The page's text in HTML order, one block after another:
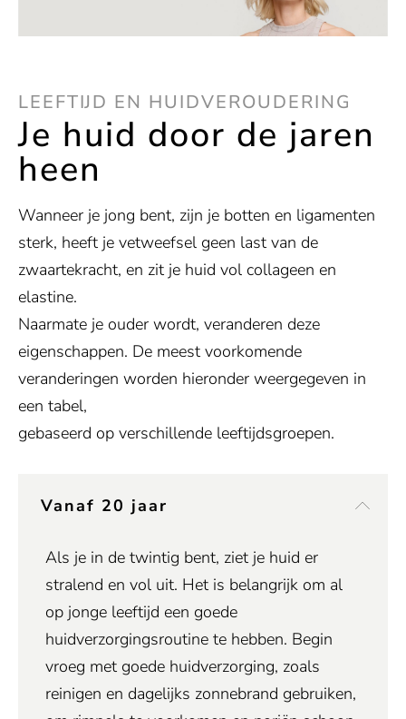
LEEFTIJD EN HUIDVEROUDERING
Je huid door de jaren
heen
Wanneer je jong bent, zijn je botten en ligamenten
sterk, heeft je vetweefsel geen last van de
zwaartekracht, en zit je huid vol collageen en
elastine.
Naarmate je ouder wordt, veranderen deze
eigenschappen. De meest voorkomende
veranderingen worden hieronder weergegeven in
een tabel,
gebaseerd op verschillende leeftijdsgroepen.
Vanaf 20 jaar
Als je in de twintig bent, ziet je huid er
stralend en vol uit. Het is belangrijk om al
op jonge leeftijd een goede
huidverzorgingsroutine te hebben. Begin
vroeg met goede huidverzorging, zoals
reinigen en dagelijks zonnebrand gebruiken,